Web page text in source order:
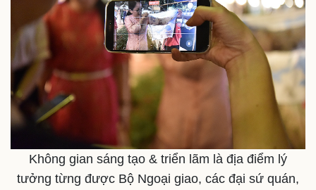
Không gian sáng tạo & triển lãm là địa điểm lý
tưởng từng được Bộ Ngoại giao, các đại sứ quán,